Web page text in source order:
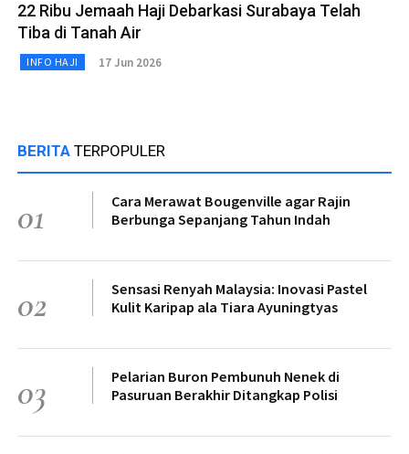
22 Ribu Jemaah Haji Debarkasi Surabaya Telah
Tiba di Tanah Air
INFO HAJI 17 Jun 2026
BERITA TERPOPULER
01
Cara Merawat Bougenville agar Rajin
Berbunga Sepanjang Tahun Indah
02
Sensasi Renyah Malaysia: Inovasi Pastel
Kulit Karipap ala Tiara Ayuningtyas
03
Pelarian Buron Pembunuh Nenek di
Pasuruan Berakhir Ditangkap Polisi